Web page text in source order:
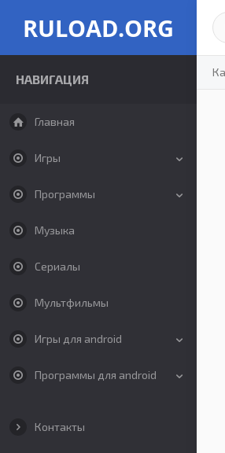
RULOAD.ORG
НАВИГАЦИЯ
Главная
Игры
Программы
Музыка
Сериалы
Мультфильмы
Игры для android
Программы для android
Контакты